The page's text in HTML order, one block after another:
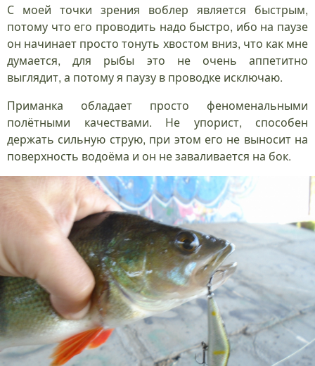
С моей точки зрения воблер является быстрым,
потому что его проводить надо быстро, ибо на паузе
он начинает просто тонуть хвостом вниз, что как мне
думается, для рыбы это не очень аппетитно
выглядит, а потому я паузу в проводке исключаю.
Приманка обладает просто феноменальными
полётными качествами. Не упорист, способен
держать сильную струю, при этом его не выносит на
поверхность водоёма и он не заваливается на бок.